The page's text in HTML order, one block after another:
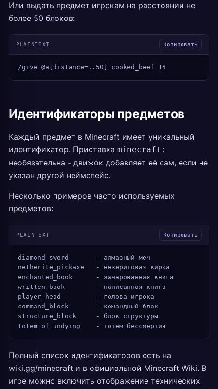
Или выдать предмет игрокам на расстоянии не
более 50 блоков:
PLAINTEXT Копировать
/give @a[distance=..50] cooked_beef 16
Идентификаторы предметов
Каждый предмет в Minecraft имеет уникальный
идентификатор. Приставка minecraft:
необязательна - движок добавляет её сам, если не
указан другой неймспейс.
Несколько примеров часто используемых
предметов:
PLAINTEXT Копировать
diamond_sword       - алмазный меч
netherite_pickaxe   - незеритовая кирка
enchanted_book      - зачарованная книга
written_book        - написанная книга
player_head         - голова игрока
command_block       - командный блок
structure_block     - блок структуры
totem_of_undying    - тотем бессмертия
Полный список идентификаторов есть на
wiki.gg/minecraft и в официальной Minecraft Wiki. В
игре можно включить отображение технических